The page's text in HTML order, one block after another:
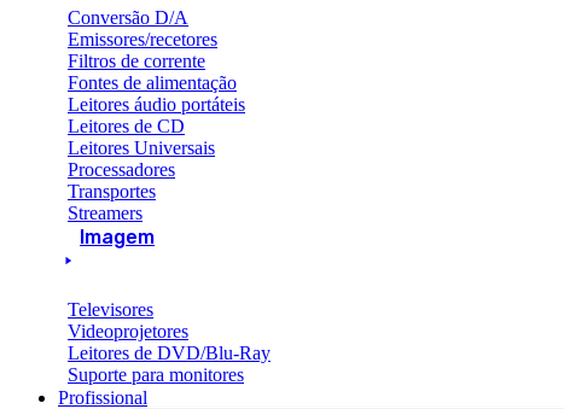
Conversão D/A
Emissores/recetores
Filtros de corrente
Fontes de alimentação
Leitores áudio portáteis
Leitores de CD
Leitores Universais
Processadores
Transportes
Streamers
Imagem
Televisores
Videoprojetores
Leitores de DVD/Blu-Ray
Suporte para monitores
Profissional